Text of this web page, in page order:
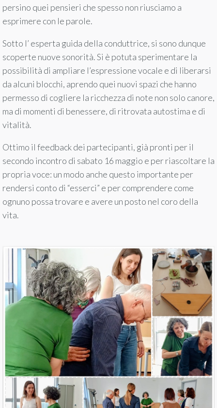
persino quei pensieri che spesso non riusciamo a
esprimere con le parole.
Sotto l’ esperta guida della conduttrice, si sono dunque
scoperte nuove sonorità. Si è potuta sperimentare la
possibilità di ampliare l’espressione vocale e di liberarsi
da alcuni blocchi, aprendo quei nuovi spazi che hanno
permesso di cogliere la ricchezza di note non solo canore,
ma di momenti di benessere, di ritrovata autostima e di
vitalità.
Ottimo il feedback dei partecipanti, già pronti per il
secondo incontro di sabato 16 maggio e per riascoltare la
propria voce: un modo anche questo importante per
rendersi conto di “esserci” e per comprendere come
ognuno possa trovare e avere un posto nel coro della
vita.